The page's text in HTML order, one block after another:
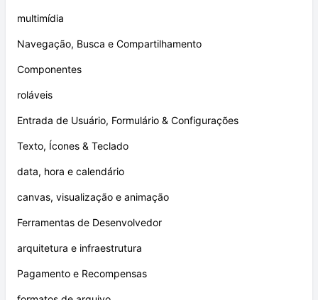
multimídia
Navegação, Busca e Compartilhamento
Componentes
roláveis
Entrada de Usuário, Formulário & Configurações
Texto, Ícones & Teclado
data, hora e calendário
canvas, visualização e animação
Ferramentas de Desenvolvedor
arquitetura e infraestrutura
Pagamento e Recompensas